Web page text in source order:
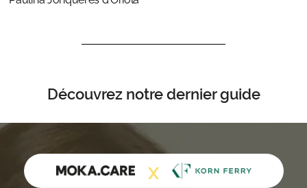
Découvrez notre dernier guide
X